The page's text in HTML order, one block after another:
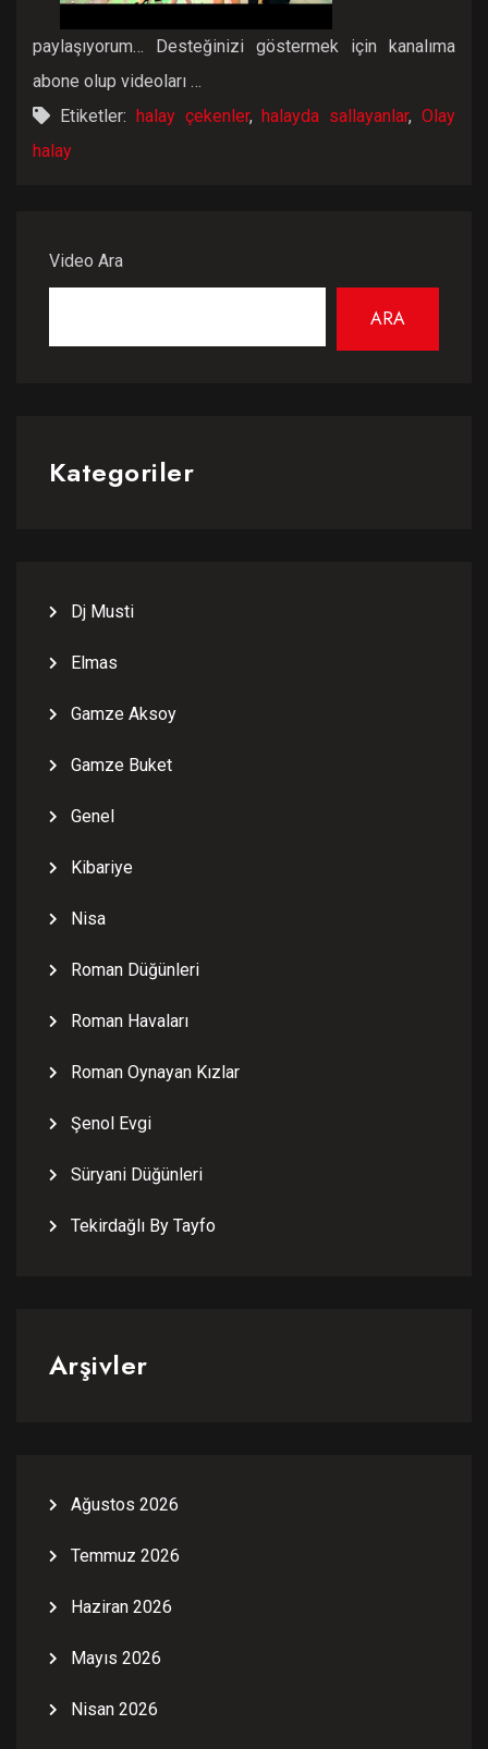
paylaşıyorum… Desteğinizi göstermek için kanalıma
abone olup videoları …
Etiketler: halay çekenler,halayda sallayanlar,Olay
halay
Video Ara
ARA
Kategoriler
Dj Musti
Elmas
Gamze Aksoy
Gamze Buket
Genel
Kibariye
Nisa
Roman Düğünleri
Roman Havaları
Roman Oynayan Kızlar
Şenol Evgi
Süryani Düğünleri
Tekirdağlı By Tayfo
Arşivler
Ağustos 2026
Temmuz 2026
Haziran 2026
Mayıs 2026
Nisan 2026